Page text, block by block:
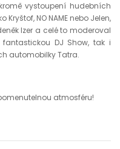
vystoupení hudebních
NO NAME nebo Jelen,
Izer a celé to moderoval
DJ Show, tak i
automobilky Tatra.
atmosféru!